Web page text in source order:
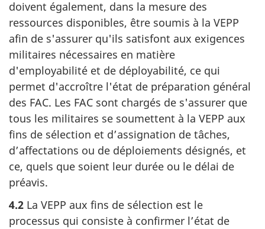
doivent également, dans la mesure des
ressources disponibles, être soumis à la VEPP
afin de s'assurer qu'ils satisfont aux exigences
militaires nécessaires en matière
d'employabilité et de déployabilité, ce qui
permet d'accroître l'état de préparation général
des FAC. Les FAC sont chargés de s'assurer que
tous les militaires se soumettent à la VEPP aux
fins de sélection et d’assignation de tâches,
d’affectations ou de déploiements désignés, et
ce, quels que soient leur durée ou le délai de
préavis.
4.2 La VEPP aux fins de sélection est le
processus qui consiste à confirmer l’état de